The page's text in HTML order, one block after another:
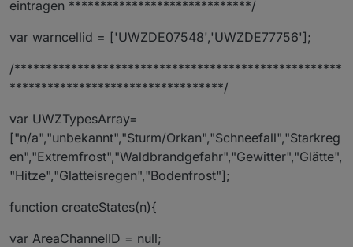
eintragen *****************************/
var warncellid = ['UWZDE07548','UWZDE77756'];
/****************************************************
**********************************/
var UWZTypesArray=
["n/a","unbekannt","Sturm/Orkan","Schneefall","Starkreg
en","Extremfrost","Waldbrandgefahr","Gewitter","Glätte",
"Hitze","Glatteisregen","Bodenfrost"];
function createStates(n){
var AreaChannelID = null;